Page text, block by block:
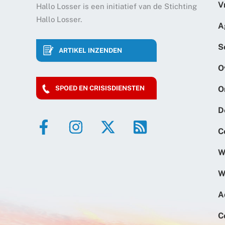
Hallo Losser is een initiatief van de Stichting
Hallo Losser.
ARTIKEL INZENDEN
SPOED EN CRISISDIENSTEN